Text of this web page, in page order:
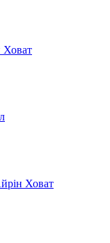
Ховат
Ховат